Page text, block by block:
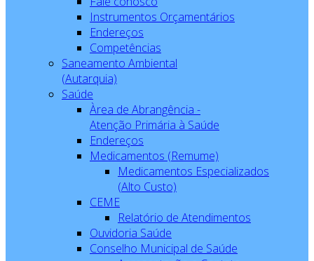
Instrumentos Orçamentários
Endereços
Competências
Saneamento Ambiental
(Autarquia)
Saúde
Àrea de Abrangência -
Atenção Primária à Saúde
Endereços
Medicamentos (Remume)
Medicamentos Especializados
(Alto Custo)
CEME
Relatório de Atendimentos
Ouvidoria Saúde
Conselho Municipal de Saúde